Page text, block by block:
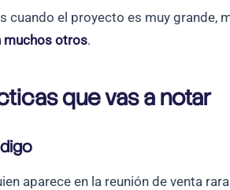
cuando el proyecto es muy grande,
muchos otros.
que vas a notar
aparece en la reunión de venta